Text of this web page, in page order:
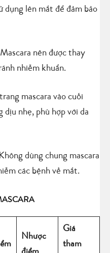
lên mắt để đảm bảo
Mascara nên được thay
nhiễm khuẩn.
mascara vào cuối
dịu nhẹ, phù hợp với da
Không dùng chung mascara
các bệnh về mắt.
Nhược
Giá
tham